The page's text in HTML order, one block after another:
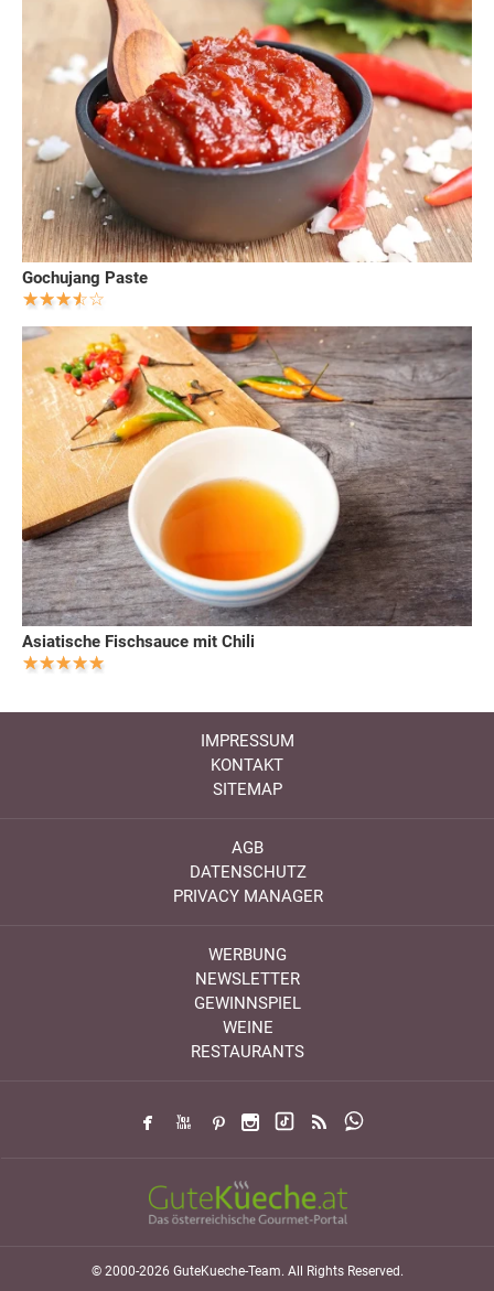
Gochujang Paste
Asiatische Fischsauce mit Chili
IMPRESSUM
KONTAKT
SITEMAP
AGB
DATENSCHUTZ
PRIVACY MANAGER
WERBUNG
NEWSLETTER
GEWINNSPIEL
WEINE
RESTAURANTS
© 2000-2026 GuteKueche-Team. All Rights Reserved.